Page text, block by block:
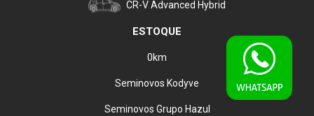
CR-V Advanced Hybrid
ESTOQUE
0km
Seminovos Kodyve
Seminovos Grupo Hazul